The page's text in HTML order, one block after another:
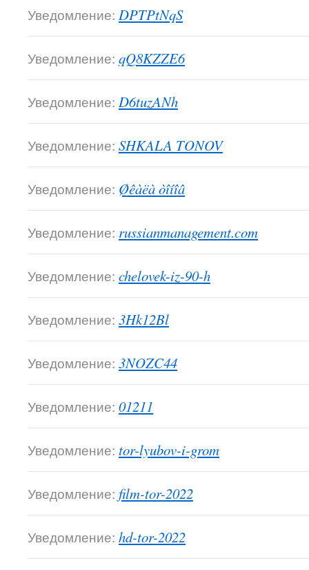
Уведомление: DPTPtNqS
Уведомление: qQ8KZZE6
Уведомление: D6tuzANh
Уведомление: SHKALA TONOV
Уведомление: Øêàëà òîíîâ
Уведомление: russianmanagement.com
Уведомление: chelovek-iz-90-h
Уведомление: 3Hk12Bl
Уведомление: 3NOZC44
Уведомление: 01211
Уведомление: tor-lyubov-i-grom
Уведомление: film-tor-2022
Уведомление: hd-tor-2022